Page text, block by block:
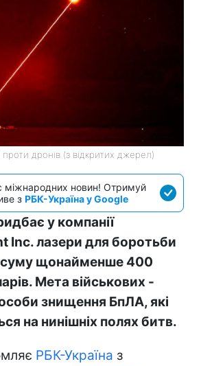
дронів (з відкритих джерел)
міжнародних новин! Отримуй
з РБК-Україна у Google
у компанії
Inc. лазери для боротьби
суму щонайменше 400
Мета військових -
знищення БпЛА, які
на нинішніх полях битв.
РБК-Україна з